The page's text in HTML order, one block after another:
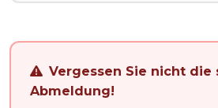
Vergessen Sie nicht die
Abmeldung!